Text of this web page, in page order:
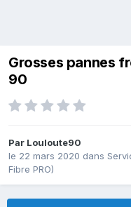
Grosses pannes
90
Par Louloute90
le 22 mars 2020 dans
Fibre PRO)